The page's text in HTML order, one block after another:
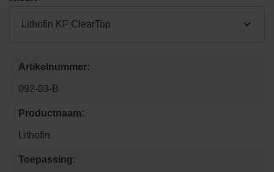
Lithofin KF ClearTop
Artikelnummer:
092-03-B
Productnaam:
Lithofin
Toepassing: